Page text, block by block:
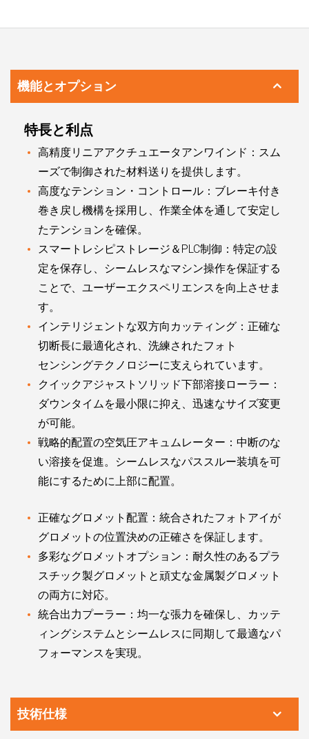
機能とオプション
特長と利点
高精度リニアアクチュエータアンワインド：スム
ーズで制御された材料送りを提供します。
高度なテンション・コントロール：ブレーキ付き
巻き戻し機構を採用し、作業全体を通して安定し
たテンションを確保。
スマートレシピストレージ＆PLC制御：特定の設
定を保存し、シームレスなマシン操作を保証する
ことで、ユーザーエクスペリエンスを向上させま
す。
インテリジェントな双方向カッティング：正確な
切断長に最適化され、洗練されたフォト
センシングテクノロジーに支えられています。
クイックアジャストソリッド下部溶接ローラー：
ダウンタイムを最小限に抑え、迅速なサイズ変更
が可能。
戦略的配置の空気圧アキュムレーター：中断のな
い溶接を促進。シームレスなパススルー装填を可
能にするために上部に配置。
正確なグロメット配置：統合されたフォトアイが
グロメットの位置決めの正確さを保証します。
多彩なグロメットオプション：耐久性のあるプラ
スチック製グロメットと頑丈な金属製グロメット
の両方に対応。
統合出力プーラー：均一な張力を確保し、カッテ
ィングシステムとシームレスに同期して最適なパ
フォーマンスを実現。
技術仕様